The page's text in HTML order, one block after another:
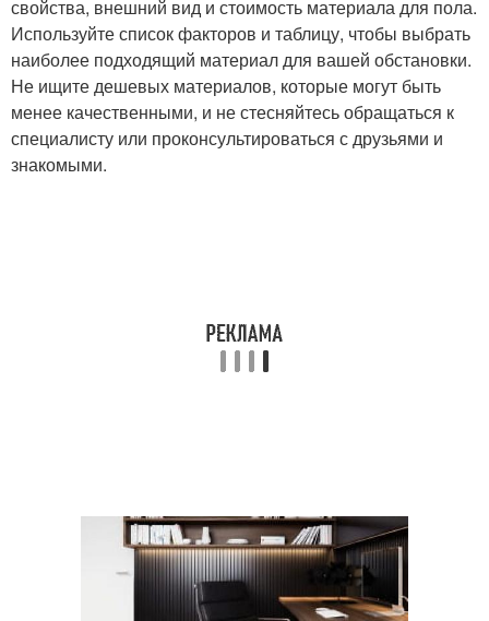
свойства, внешний вид и стоимость материала для пола.
Используйте список факторов и таблицу, чтобы выбрать
наиболее подходящий материал для вашей обстановки.
Не ищите дешевых материалов, которые могут быть
менее качественными, и не стесняйтесь обращаться к
специалисту или проконсультироваться с друзьями и
знакомыми.